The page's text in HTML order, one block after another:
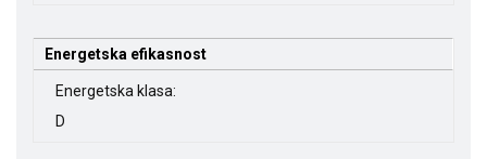
Energetska efikasnost
Energetska klasa:
D